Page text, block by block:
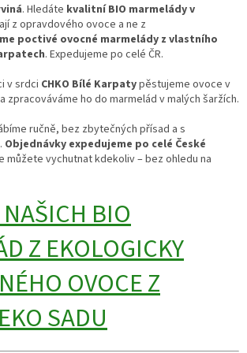
. Hledáte kvalitní BIO marmelády v
z opravdového ovoce a ne z
poctivé ovocné marmelády z vlastního
. Expedujeme po celé ČR.
v srdci CHKO Bílé Karpatypěstujeme ovoce v
zpracováváme ho do marmelád v malých šaržích.
ručně, bez zbytečných přísad a s
Objednávky expedujeme po celé České
můžete vychutnat kdekoliv – bez ohledu na
BIO
Z EKOLOGICKY
OVOCE Z
SADU